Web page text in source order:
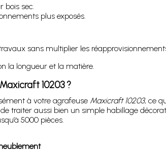
sec.
plus exposés.
sans multiplier les
la longueur et la matière.
10203 ?
à votre agrafeuse Maxicraft 10203, ce
traiter aussi bien un simple habillage
5000 pièces.